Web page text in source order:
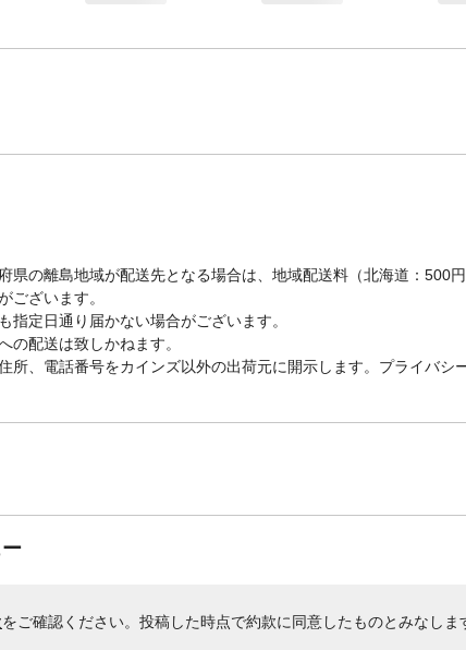
県の離島地域が配送先となる場合は、地域配送料（北海道：
ございます。
指定日通り届かない場合がございます。
の配送は致しかねます。
所、電話番号をカインズ以外の出荷元に開示します。プライバシ
をご確認ください。投稿した時点で約款に同意したものとみなしま